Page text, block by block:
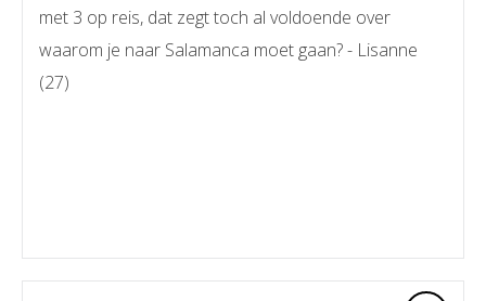
met 3 op reis, dat zegt toch al voldoende over
waarom je naar Salamanca moet gaan? - Lisanne
(27)